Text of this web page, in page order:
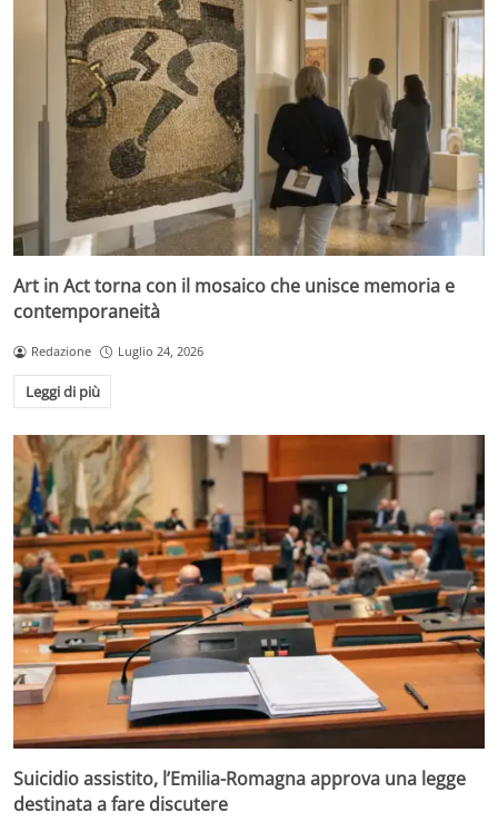
Art in Act torna con il mosaico che unisce memoria e
contemporaneità
Redazione Luglio 24, 2026
Leggi di più
Suicidio assistito, l’Emilia-Romagna approva una legge
destinata a fare discutere